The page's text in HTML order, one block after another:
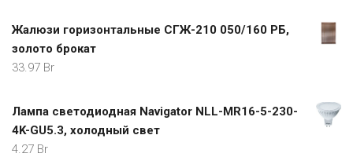
Жалюзи горизонтальные СГЖ-210 050/160 РБ,
золото брокат
33.97 Br
Лампа светодиодная Navigator NLL-MR16-5-230-
4K-GU5.3, холодный свет
4.27 Br